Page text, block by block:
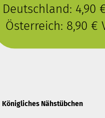
Deutschland: 4,90
Österreich: 8,90
Königliches Nähstübchen